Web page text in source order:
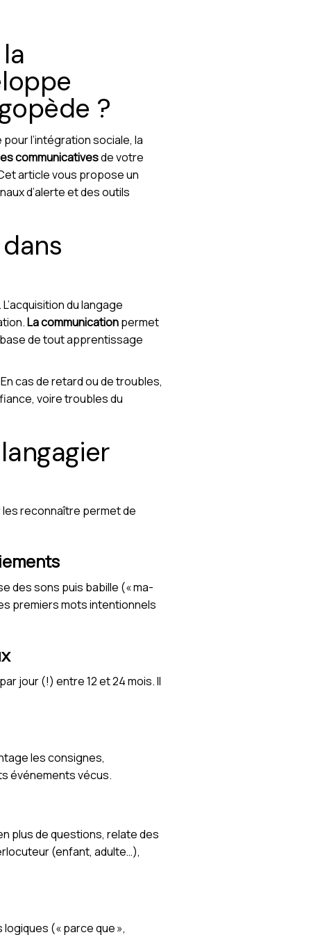
?
l’intégration sociale, la
communicativesde votre
article vous propose un
d’alerte et des outils
du langage
La communicationpermet
de tout apprentissage
cas de retard ou de troubles,
voire troubles du
les reconnaître permet de
des sons puis babille (« ma-
premiers mots intentionnels
jour (!) entre 12 et 24 mois. Il
les consignes,
événements vécus.
plus de questions, relate des
(enfant, adulte…),
(« parce que »,